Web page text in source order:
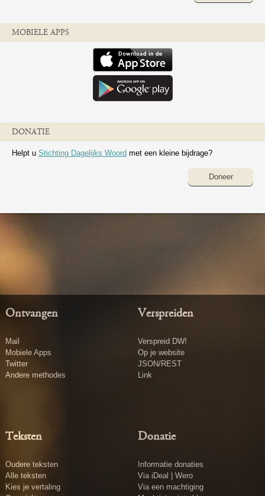
MOBIELE APPS
DONATIE
Helpt u Stichting Dagelijks Woord met een kleine bijdrage?
Doneer
Ontvangen
Mail
Mobiele Apps
Twitter
Andere methodes
Verspreiden
Verspreid DW!
Op je website
JSON/REST
Link
Teksten
Oudere teksten
Alle teksten
Kies je vertaling
Donatie
Informatie donaties
Via iDeal | Wero
Via een machtiging